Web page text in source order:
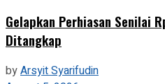
Gelapkan Perhiasan Senilai
Ditangkap
byArsyit Syarifudin